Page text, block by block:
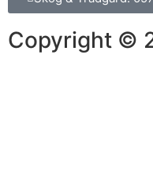
Copyright ©